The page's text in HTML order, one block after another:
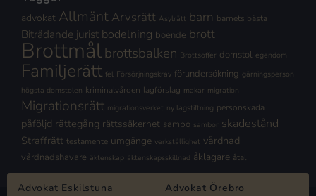
advokat Allmänt Arvsrätt Asylrätt barn barnets bästa
Biträdande jurist bodelning boende brott
Brottmålbrottsbalken Brottsoffer domstol egendom
Familjerätt fel Försörjningskrav förundersökning gärningsperson
högsta domstolen kriminalvården lagförslag makar migration
Migrationsrätt migrationsverket ny lagstiftning personskada
påföljd rättegång rättssäkerhet sambo sambor skadestånd
Straffrätt testamente umgänge verkställighet vårdnad
vårdnadshavare äktenskap äktenskapsskillnad åklagare åtal
Advokat Eskilstuna
Advokat Örebro